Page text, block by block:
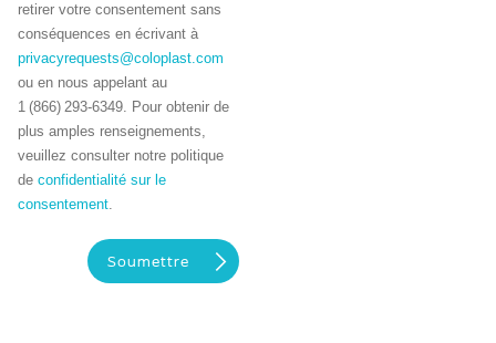
retirer votre consentement sans
conséquences en écrivant à
privacyrequests@coloplast.com
ou en nous appelant au
1 (866) 293-6349. Pour obtenir de
plus amples renseignements,
veuillez consulter notre politique
de confidentialité sur le
consentement.